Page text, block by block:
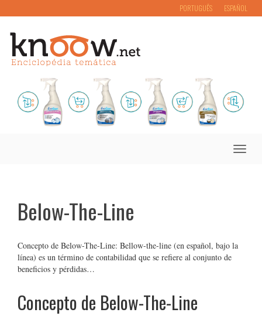
PORTUGUÊS ESPAÑOL
Toggle
Below-The-Line
Concepto de Below-The-Line: Bellow-the-line (en español, bajo la
línea) es un término de contabilidad que se refiere al conjunto de
beneficios y pérdidas…
Concepto de Below-The-Line